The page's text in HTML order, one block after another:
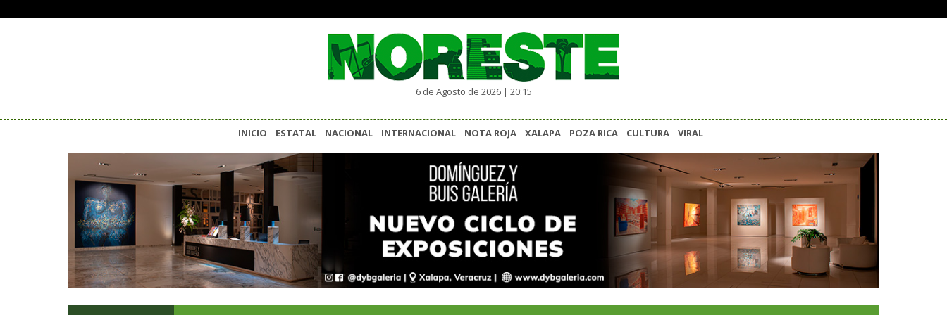
6 de Agosto de 2026 | 20:15
INICIO ESTATAL NACIONAL INTERNACIONAL NOTA ROJA XALAPA POZA RICA CULTURA VIRAL